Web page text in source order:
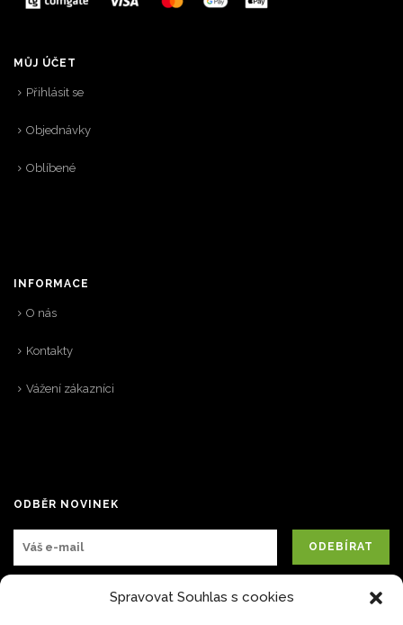
Spravovat Souhlas s cookies
MŮJ ÚČET
Přihlásit se
Objednávky
Oblíbené
INFORMACE
O nás
Kontakty
Vážení zákazníci
ODBĚR NOVINEK